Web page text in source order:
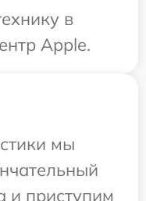
в
Apple.
мы
и приступим